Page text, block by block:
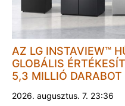
AZ LG INSTAVIEW™
GLOBÁLIS
5,3 MILLIÓ DARABOT
2026. augusztus. 7. 23:36